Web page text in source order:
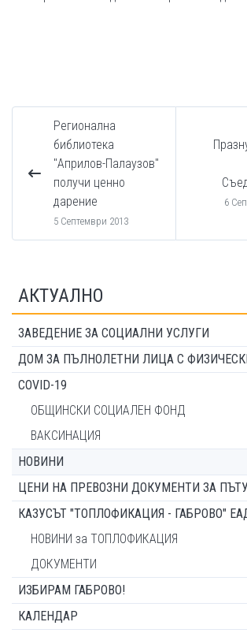
Регионална
библиотека
"Априлов-Палаузов"
получи ценно
дарение
5 Септември 2013
6
АКТУАЛНО
ЗАВЕДЕНИЕ ЗА СОЦИАЛНИ УСЛУГИ
ДОМ ЗА ПЪЛНОЛЕТНИ ЛИЦА С
COVID-19
ОБЩИНСКИ СОЦИАЛЕН ФОНД
ВАКСИНАЦИЯ
НОВИНИ
ЦЕНИ НА ПРЕВОЗНИ ДОКУМЕНТИ ЗА
КАЗУСЪТ "ТОПЛОФИКАЦИЯ - ГАБРОВО"
НОВИНИ за ТОПЛОФИКАЦИЯ
ДОКУМЕНТИ
ИЗБИРАМ ГАБРОВО!
КАЛЕНДАР